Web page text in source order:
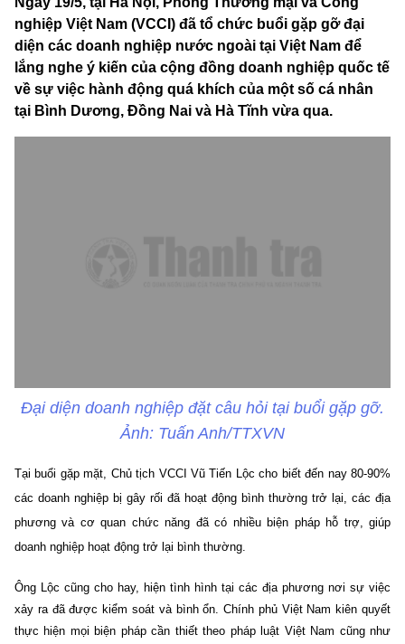
nghiệp Việt Nam (VCCI) đã tổ chức buổi gặp gỡ đại
diện các doanh nghiệp nước ngoài tại Việt Nam để
lắng nghe ý kiến của cộng đồng doanh nghiệp quốc tế
về sự việc hành động quá khích của một số cá nhân
tại Bình Dương, Đồng Nai và Hà Tĩnh vừa qua.
Đại diện doanh nghiệp đặt câu hỏi tại buổi gặp gỡ.
Ảnh: Tuấn Anh/TTXVN
Tại buổi gặp mặt, Chủ tịch VCCI Vũ Tiến Lộc cho biết đến nay 80-90%
các doanh nghiệp bị gây rối đã hoạt động bình thường trở lại, các địa
phương và cơ quan chức năng đã có nhiều biện pháp hỗ trợ, giúp
doanh nghiệp hoạt động trở lại bình thường.
Ông Lộc cũng cho hay, hiện tình hình tại các địa phương nơi sự việc
xảy ra đã được kiểm soát và bình ổn. Chính phủ Việt Nam kiên quyết
thực hiện mọi biện pháp cần thiết theo pháp luật Việt Nam cũng như